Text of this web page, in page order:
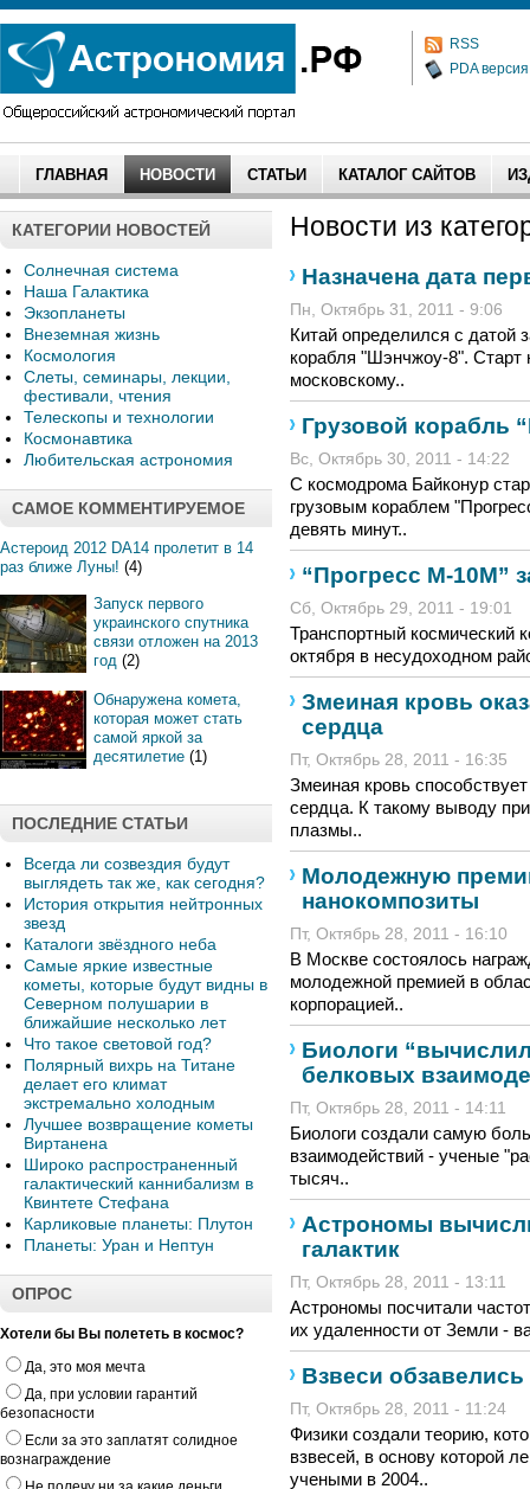
RSS
PDA версия
ГЛАВНАЯ НОВОСТИ СТАТЬИ КАТАЛОГ САЙТОВ
КАТЕГОРИИ НОВОСТЕЙ
Солнечная система
Наша Галактика
Экзопланеты
Внеземная жизнь
Космология
Слеты, семинары, лекции,
фестивали, чтения
Телескопы и технологии
Космонавтика
Любительская астрономия
САМОЕ КОММЕНТИРУЕМОЕ
Астероид 2012 DA14 пролетит в 14
раз ближе Луны! (4)
Запуск первого
украинского спутника
связи отложен на 2013
год (2)
Обнаружена комета,
которая может стать
самой яркой за
десятилетие (1)
ПОСЛЕДНИЕ СТАТЬИ
Всегда ли созвездия будут
выглядеть так же, как сегодня?
История открытия нейтронных
звезд
Каталоги звёздного неба
Самые яркие известные
кометы, которые будут видны в
Северном полушарии в
ближайшие несколько лет
Что такое световой год?
Полярный вихрь на Титане
делает его климат
экстремально холодным
Лучшее возвращение кометы
Виртанена
Широко распространенный
галактический каннибализм в
Квинтете Стефана
Карликовые планеты: Плутон
Планеты: Уран и Нептун
ОПРОС
Хотели бы Вы полететь в космос?
Да, это моя мечта
Да, при условии гарантий
безопасности
Если за это заплатят солидное
вознаграждение
Новости из
Назначена дата
Пн, Октябрь 31, 2011 - 9:06
Китай определился с датой
корабля "Шэнчжоу-8". Старт
московскому..
Грузовой корабль
Вс, Октябрь 30, 2011 - 14:22
С космодрома Байконур
грузовым кораблем
девять минут..
“Прогресс М-10М”
Сб, Октябрь 29, 2011 - 19:01
Транспортный космический
октября в несудоходном
Змеиная кровь
сердца
Пт, Октябрь 28, 2011 - 16:35
Змеиная кровь
сердца. К такому выводу
плазмы..
Молодежную
нанокомпозиты
Пт, Октябрь 28, 2011 - 16:10
В Москве состоялось
молодежной премией в
корпорацией..
Биологи
белковых
Пт, Октябрь 28, 2011 - 14:11
Биологи создали самую
взаимодействий - ученые
тысяч..
Астрономы
галактик
Пт, Октябрь 28, 2011 - 13:11
Астрономы посчитали
их удаленности от Земли -
Взвеси
Пт, Октябрь 28, 2011 - 11:24
Физики создали теорию,
взвесей, в основу которой
учеными в 2004..